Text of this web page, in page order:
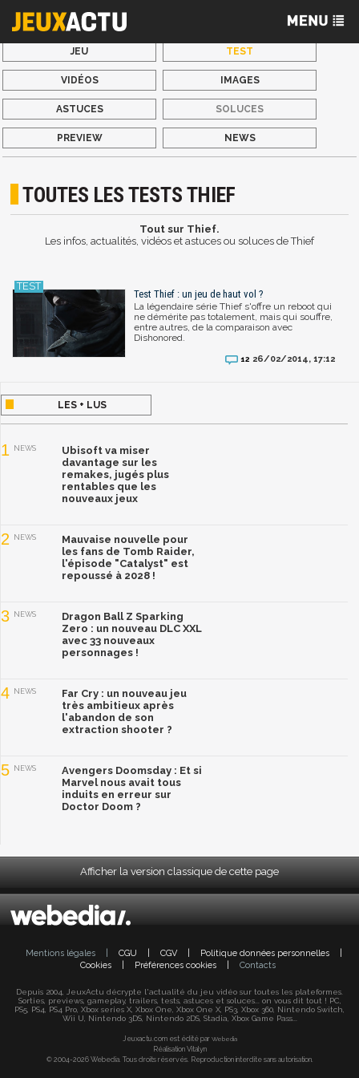
JEU TEST
VIDÉOS IMAGES
ASTUCES SOLUCES
PREVIEW NEWS
TOUTES LES TESTS THIEF
Tout sur Thief.
Les infos, actualités, vidéos et astuces ou soluces de Thief
Test Thief : un jeu de haut vol ?
La légendaire série Thief s'offre un reboot qui
ne démérite pas totalement, mais qui souffre,
entre autres, de la comparaison avec
Dishonored.
12 26/02/2014, 17:12
LES + LUS
1 NEWS
Ubisoft va miser
davantage sur les
remakes, jugés plus
rentables que les
nouveaux jeux
2 NEWS
Mauvaise nouvelle pour
les fans de Tomb Raider,
l'épisode "Catalyst" est
repoussé à 2028 !
3 NEWS
Dragon Ball Z Sparking
Zero : un nouveau DLC XXL
avec 33 nouveaux
personnages !
4 NEWS
Far Cry : un nouveau jeu
très ambitieux après
l'abandon de son
extraction shooter ?
5 NEWS
Avengers Doomsday : Et si
Marvel nous avait tous
induits en erreur sur
Doctor Doom ?
Afficher la version classique de cette page
Mentions légales CGU CGV Politique données personnelles
Cookies
Préférences cookies Contacts
Depuis 2004, JeuxActu décrypte l'actualité du jeu vidéo sur toutes les plateformes.
Sorties, previews, gameplay, trailers, tests, astuces et soluces... on vous dit tout ! PC,
PS5, PS4, PS4 Pro, Xbox series X, Xbox One, Xbox One X, PS3, Xbox 360, Nintendo Switch,
Wii U, Nintendo 3DS, Nintendo 2DS, Stadia, Xbox Game Pass...
Jeuxactu.com est édité par Webedia
Réalisation Vitalyn
© 2004-2026 Webedia. Tous droits réservés. Reproduction interdite sans autorisation.